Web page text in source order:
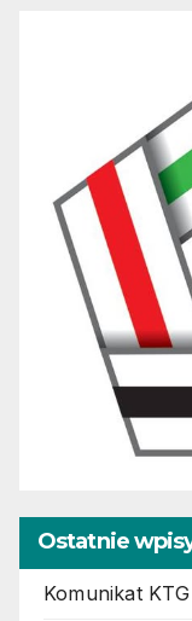
Ostatnie
Komunikat KTG